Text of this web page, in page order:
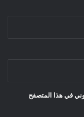
في هذا المتصفح